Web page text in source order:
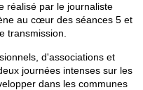
réalisé par le journaliste
au cœur des séances 5 et
transmission.
d'associations et
journées intenses sur les
dans les communes